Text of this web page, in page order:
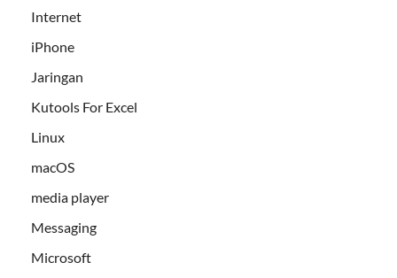
Internet
iPhone
Jaringan
Kutools For Excel
Linux
macOS
media player
Messaging
Microsoft